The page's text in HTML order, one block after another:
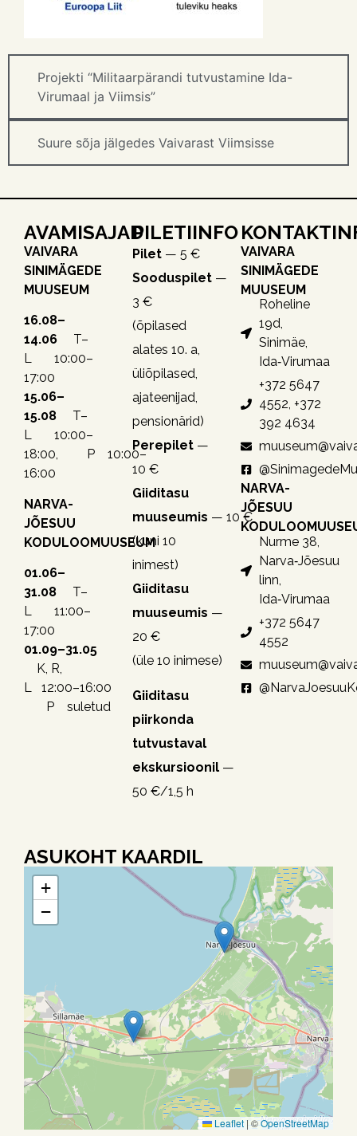
Projekti “Militaarpärandi tutvustamine Ida-
Virumaal ja Viimsis”
Suure sõja jälgedes Vaivarast Viimsisse
AVAMISAJAD
VAIVARA
SINIMÄGEDE
MUUSEUM
16.08–
14.06 T–
L 10:00–
17:00
15.06–
15.08 T–
L 10:00–
18:00, P 10:00–
16:00
NARVA-
JÕESUU
KODULOOMUUSEUM
01.06–
31.08 T–
L 11:00–
17:00
01.09–31.05
K, R,
L 12:00–16:00
P suletud
PILETIINFO
Pilet — 5 €
Sooduspilet —
3 €
(õpilased
alates 10. a,
üliõpilased,
ajateenijad,
pensionärid)
Perepilet —
10 €
Giiditasu
muuseumis — 10 €
(kuni 10
inimest)
Giiditasu
muuseumis —
20 €
(üle 10 inimese)
Giiditasu
piirkonda
tutvustaval
ekskursioonil —
50 €/1,5 h
VAIVARA
SINIMÄGEDE
MUUSEUM
Roheline
19d,
Sinimäe,
Ida‑Virumaa
+372 5647
4552, +372
392 4634
NARVA-
JÕESUU
Nurme 38,
Narva‑Jõesuu
linn,
Ida‑Virumaa
+372 5647
4552
ASUKOHT KAARDIL
+
−
Leaflet|©OpenStreetMap